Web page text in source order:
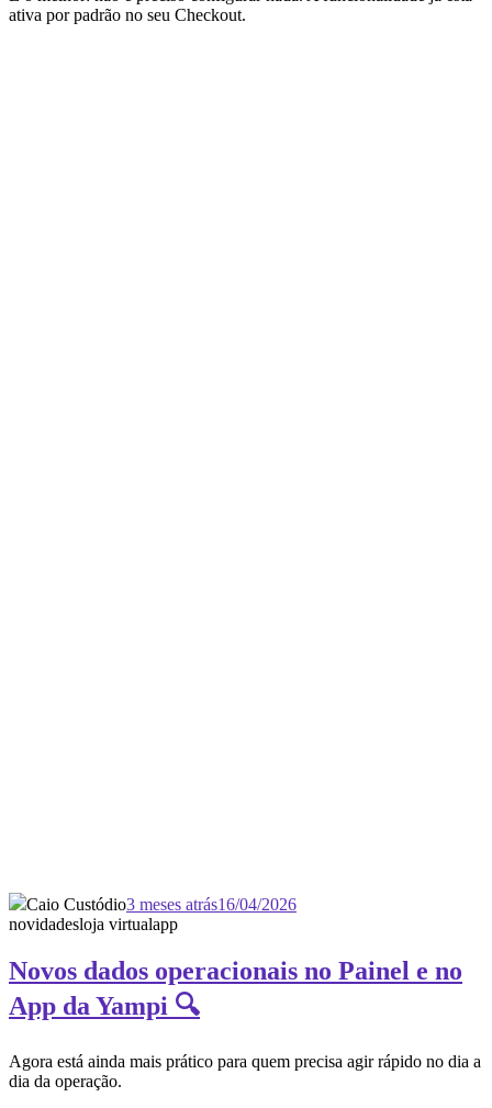
ativa por padrão no seu Checkout.
Caio Custódio3 meses atrás16/04/2026
novidadesloja virtualapp
Novos dados operacionais no Painel e no
App da Yampi 🔍
Agora está ainda mais prático para quem precisa agir rápido no dia a
dia da operação.